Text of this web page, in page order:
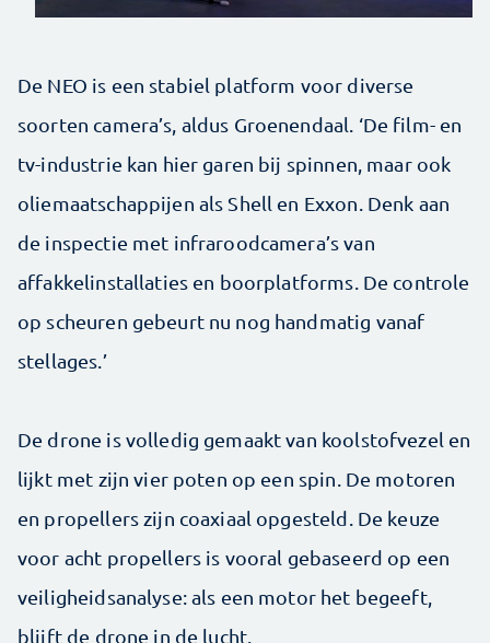
De NEO is een stabiel platform voor diverse
soorten camera’s, aldus Groenendaal. ‘De film- en
tv-industrie kan hier garen bij spinnen, maar ook
oliemaatschappijen als Shell en Exxon. Denk aan
de inspectie met infraroodcamera’s van
affakkelinstallaties en boorplatforms. De controle
op scheuren gebeurt nu nog handmatig vanaf
stellages.’
De drone is volledig gemaakt van koolstofvezel en
lijkt met zijn vier poten op een spin. De motoren
en propellers zijn coaxiaal opgesteld. De keuze
voor acht propellers is vooral gebaseerd op een
veiligheidsanalyse: als een motor het begeeft,
blijft de drone in de lucht.